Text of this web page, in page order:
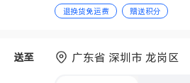
退换货免运费 赠送积分
送至 广东省 深圳市 龙岗区